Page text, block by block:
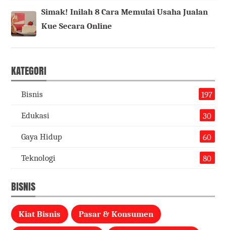
Simak! Inilah 8 Cara Memulai Usaha Jualan
Kue Secara Online
KATEGORI
Bisnis 197
Edukasi 30
Gaya Hidup 60
Teknologi 80
BISNIS
Kiat Bisnis Pasar & Konsumen